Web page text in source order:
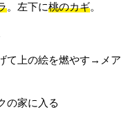
。左下に桃のカギ。
て上の絵を燃やす→メア
の家に入る